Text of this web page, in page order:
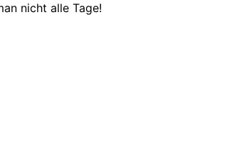
nicht alle Tage!